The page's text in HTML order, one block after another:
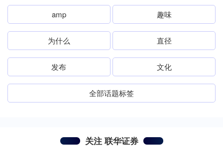
amp 趣味
为什么 直径
发布 文化
全部话题标签
关注 联华证券